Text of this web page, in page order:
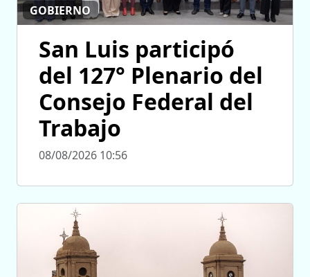
GOBIERNO
San Luis participó
del 127° Plenario del
Consejo Federal del
Trabajo
08/08/2026 10:56